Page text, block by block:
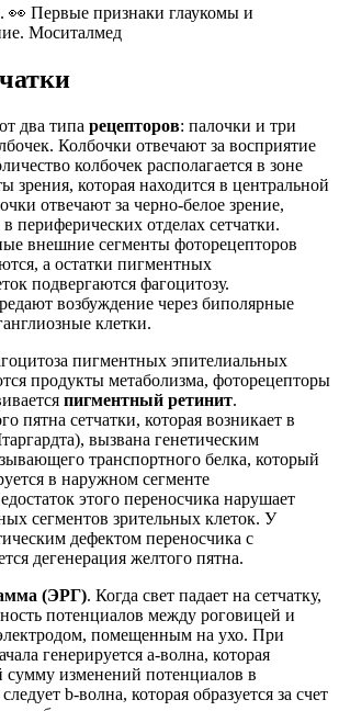
👀 Первые признаки глаукомы и
Моситалмед
два типа рецепторов: палочки и три
Колбочки отвечают за восприятие
колбочек располагается в зоне
зрения, которая находится в центральной
отвечают за черно-белое зрение,
периферических отделах сетчатки.
внешние сегменты фоторецепторов
а остатки пигментных
подвергаются фагоцитозу.
возбуждение через биполярные
клетки.
пигментных эпителиальных
продукты метаболизма, фоторецепторы
пигментный ретинит.
пятна сетчатки, которая возникает в
вызвана генетическим
транспортного белка, который
в наружном сегменте
этого переносчика нарушает
сегментов зрительных клеток. У
дефектом переносчика с
дегенерация желтого пятна.
(ЭРГ). Когда свет падает на сетчатку,
потенциалов между роговицей и
помещенным на ухо. При
генерируется а-волна, которая
сумму изменений потенциалов в
b-волна, которая образуется за счет